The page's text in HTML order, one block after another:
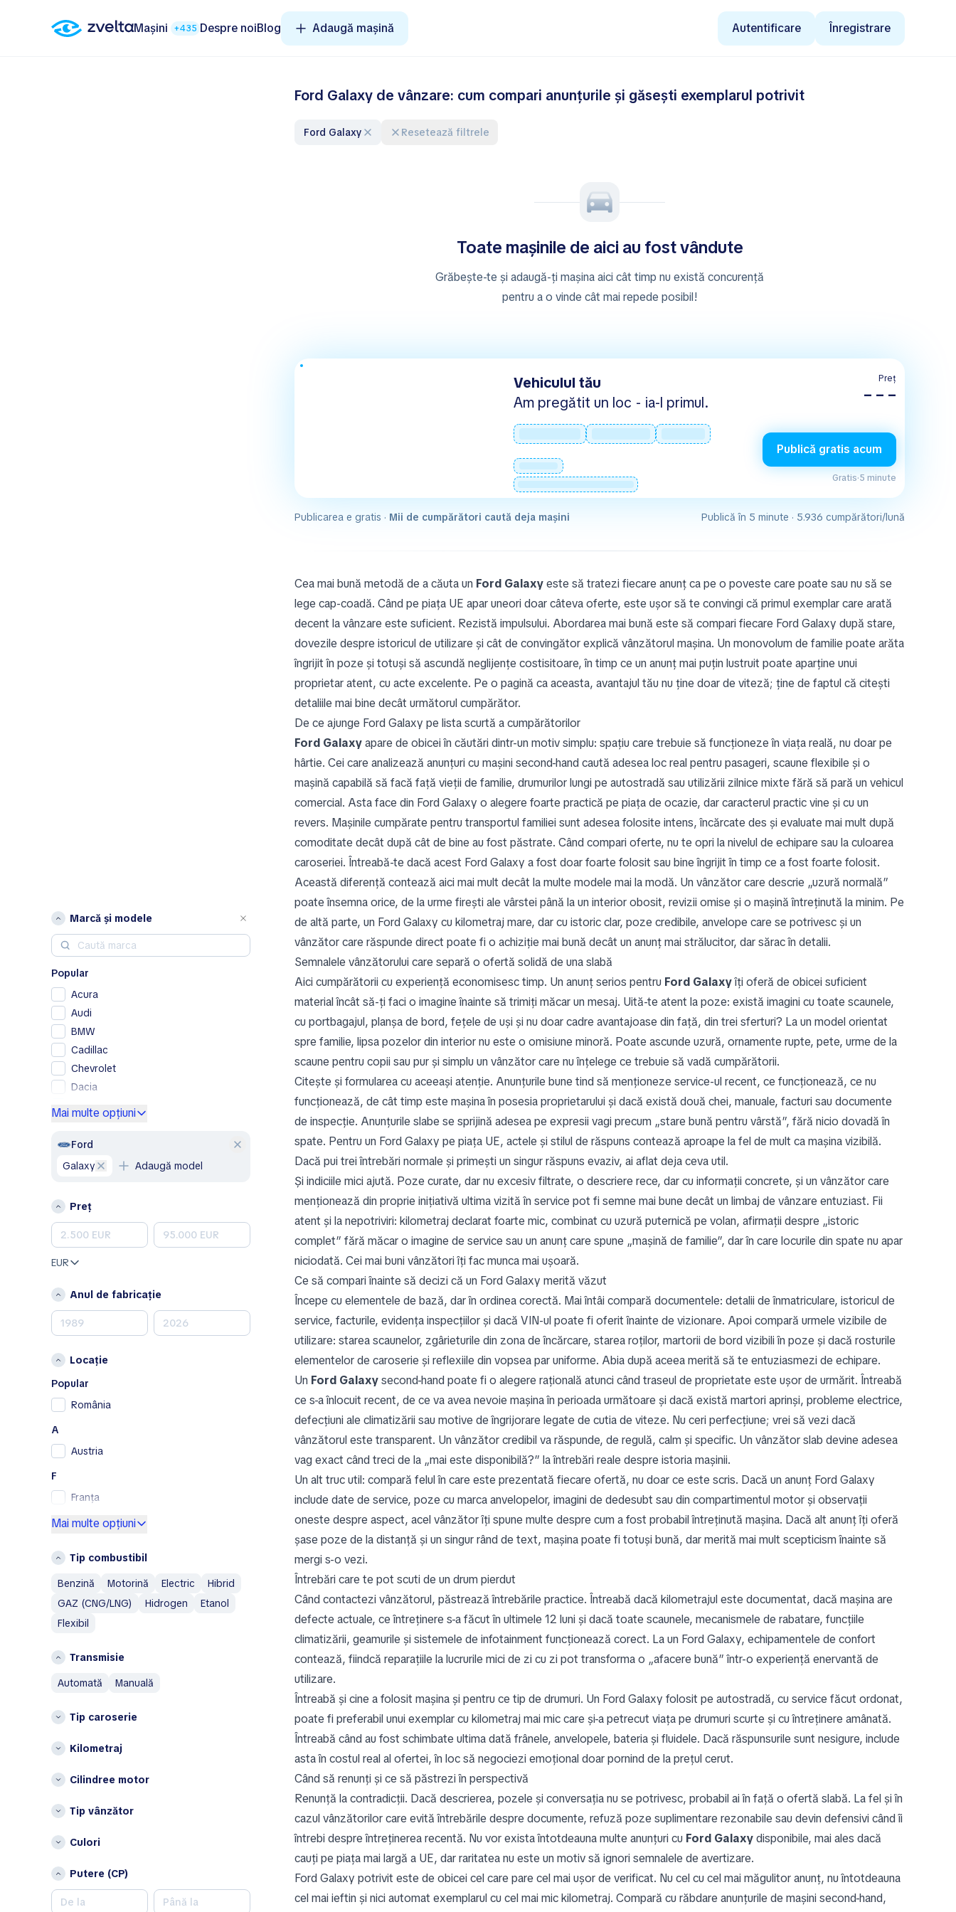
Mașini +435 Despre noiBlog Adaugă mașină Autentificare Înregistrare
Marcă și modele
Popular
Acura
Audi
BMW
Cadillac
Chevrolet
Dacia
GMC
Honda
Land Rover
Mercedes-Benz
MINI
Nissan
Peugeot
Porsche
RAM
Skoda
Subaru
Volkswagen
Austin
Avatr
B
Bestune
Bugatti
Mai multe opțiuni
Ford
Galaxy
Adaugă model
Preț
EUR
Anul de fabricație
Locație
Popular
România
A
Austria
F
Franța
G
Grecia
Islanda
Italia
L
Polonia
S
Ț
Țările de Jos
Altele
Bulgaria
Cehia
Mai multe opțiuni
Tip combustibil
Benzină
Motorină Electric
Hibrid
GAZ (CNG/LNG)
Hidrogen
Etanol
Flexibil
Transmisie
automată
manuală
Tip caroserie
Kilometraj
Cilindree motor
Tip vânzător
Culori
Putere (CP)
Ford Galaxy de vânzare: cum compari anunțurile și găsești exemplarul potrivit
Ford Galaxy Resetează filtrele
Toate mașinile de aici au fost vândute
Grăbește-te și adaugă-ți mașina aici cât timp nu există concurență
pentru a o vinde cât mai repede posibil!
Vehiculul tău
Am pregătit un loc - ia-l primul.
Preț
– – –
Publică gratis acum
Gratis·5 minute
Publicarea e gratis · Mii de cumpărători caută deja mașini Publică în 5 minute · 5.936 cumpărători/lună
Cea mai bună metodă de a căuta un Ford Galaxyeste să tratezi fiecare anunț ca pe o poveste care poate sau nu să se
lege cap-coadă. Când pe piața UE apar uneori doar câteva oferte, este ușor să te convingi că primul exemplar care arată
decent la vânzare este suficient. Rezistă impulsului. Abordarea mai bună este să compari fiecare Ford Galaxy după stare,
dovezile despre istoricul de utilizare și cât de convingător explică vânzătorul mașina. Un monovolum de familie poate arăta
îngrijit în poze și totuși să ascundă neglijențe costisitoare, în timp ce un anunț mai puțin lustruit poate aparține unui
proprietar atent, cu acte excelente. Pe o pagină ca aceasta, avantajul tău nu ține doar de viteză; ține de faptul că citești
detaliile mai bine decât următorul cumpărător.
De ce ajunge Ford Galaxy pe lista scurtă a cumpărătorilor
Ford Galaxyapare de obicei în căutări dintr-un motiv simplu: spațiu care trebuie să funcționeze în viața reală, nu doar pe
hârtie. Cei care analizează anunțuri cu mașini second-hand caută adesea loc real pentru pasageri, scaune flexibile și o
mașină capabilă să facă față vieții de familie, drumurilor lungi pe autostradă sau utilizării zilnice mixte fără să pară un vehicul
comercial. Asta face din Ford Galaxy o alegere foarte practică pe piața de ocazie, dar caracterul practic vine și cu un
revers. Mașinile cumpărate pentru transportul familiei sunt adesea folosite intens, încărcate des și evaluate mai mult după
comoditate decât după cât de bine au fost păstrate. Când compari oferte, nu te opri la nivelul de echipare sau la culoarea
caroseriei. Întreabă-te dacă acest Ford Galaxy a fost doar foarte folosit sau bine îngrijit în timp ce a fost foarte folosit.
Această diferență contează aici mai mult decât la multe modele mai la modă. Un vânzător care descrie „uzură normală”
poate însemna orice, de la urme firești ale vârstei până la un interior obosit, revizii omise și o mașină întreținută la minim. Pe
de altă parte, un Ford Galaxy cu kilometraj mare, dar cu istoric clar, poze credibile, anvelope care se potrivesc și un
vânzător care răspunde direct poate fi o achiziție mai bună decât un anunț mai strălucitor, dar sărac în detalii.
Semnalele vânzătorului care separă o ofertă solidă de una slabă
Aici cumpărătorii cu experiență economisesc timp. Un anunț serios pentru Ford Galaxyîți oferă de obicei suficient
material încât să-ți faci o imagine înainte să trimiți măcar un mesaj. Uită-te atent la poze: există imagini cu toate scaunele,
cu portbagajul, planșa de bord, fețele de uși și nu doar cadre avantajoase din față, din trei sferturi? La un model orientat
spre familie, lipsa pozelor din interior nu este o omisiune minoră. Poate ascunde uzură, ornamente rupte, pete, urme de la
scaune pentru copii sau pur și simplu un vânzător care nu înțelege ce trebuie să vadă cumpărătorii.
Citește și formularea cu aceeași atenție. Anunțurile bune tind să menționeze service-ul recent, ce funcționează, ce nu
funcționează, de cât timp este mașina în posesia proprietarului și dacă există două chei, manuale, facturi sau documente
de inspecție. Anunțurile slabe se sprijină adesea pe expresii vagi precum „stare bună pentru vârstă”, fără nicio dovadă în
spate. Pentru un Ford Galaxy pe piața UE, actele și stilul de răspuns contează aproape la fel de mult ca mașina vizibilă.
Dacă pui trei întrebări normale și primești un singur răspuns evaziv, ai aflat deja ceva util.
Și indiciile mici ajută. Poze curate, dar nu excesiv filtrate, o descriere rece, dar cu informații concrete, și un vânzător care
menționează din proprie inițiativă ultima vizită în service pot fi semne mai bune decât un limbaj de vânzare entuziast. Fii
atent și la nepotriviri: kilometraj declarat foarte mic, combinat cu uzură puternică pe volan, afirmații despre „istoric
complet” fără măcar o imagine de service sau un anunț care spune „mașină de familie”, dar în care locurile din spate nu apar
niciodată. Cei mai buni vânzători îți fac munca mai ușoară.
Ce să compari înainte să decizi că un Ford Galaxy merită văzut
Începe cu elementele de bază, dar în ordinea corectă. Mai întâi compară documentele: detalii de înmatriculare, istoricul de
service, facturile, evidența inspecțiilor și dacă VIN-ul poate fi oferit înainte de vizionare. Apoi compară urmele vizibile de
utilizare: starea scaunelor, zgârieturile din zona de încărcare, starea roților, martorii de bord vizibili în poze și dacă rosturile
elementelor de caroserie și reflexiile din vopsea par uniforme. Abia după aceea merită să te entuziasmezi de echipare.
Un Ford Galaxysecond-hand poate fi o alegere rațională atunci când traseul de proprietate este ușor de urmărit. Întreabă
ce s-a înlocuit recent, de ce va avea nevoie mașina în perioada următoare și dacă există martori aprinși, probleme electrice,
defecțiuni ale climatizării sau motive de îngrijorare legate de cutia de viteze. Nu ceri perfecțiune; vrei să vezi dacă
vânzătorul este transparent. Un vânzător credibil va răspunde, de regulă, calm și specific. Un vânzător slab devine adesea
vag exact când treci de la „mai este disponibilă?” la întrebări reale despre istoria mașinii.
Un alt truc util: compară felul în care este prezentată fiecare ofertă, nu doar ce este scris. Dacă un anunț Ford Galaxy
include date de service, poze cu marca anvelopelor, imagini de dedesubt sau din compartimentul motor și observații
oneste despre aspect, acel vânzător îți spune multe despre cum a fost probabil întreținută mașina. Dacă alt anunț îți oferă
șase poze de la distanță și un singur rând de text, mașina poate fi totuși bună, dar merită mai mult scepticism înainte să
mergi s-o vezi.
Întrebări care te pot scuti de un drum pierdut
Când contactezi vânzătorul, păstrează întrebările practice. Întreabă dacă kilometrajul este documentat, dacă mașina are
defecte actuale, ce întreținere s-a făcut în ultimele 12 luni și dacă toate scaunele, mecanismele de rabatare, funcțiile
climatizării, geamurile și sistemele de infotainment funcționează corect. La un Ford Galaxy, echipamentele de confort
contează, fiindcă reparațiile la lucrurile mici de zi cu zi pot transforma o „afacere bună” într-o experiență enervantă de
utilizare.
Întreabă și cine a folosit mașina și pentru ce tip de drumuri. Un Ford Galaxy folosit pe autostradă, cu service făcut ordonat,
poate fi preferabil unui exemplar cu kilometraj mai mic care și-a petrecut viața pe drumuri scurte și cu întreținere amânată.
Întreabă când au fost schimbate ultima dată frânele, anvelopele, bateria și fluidele. Dacă răspunsurile sunt nesigure, include
asta în costul real al ofertei, în loc să negociezi emoțional doar pornind de la prețul cerut.
Când să renunți și ce să păstrezi în perspectivă
Renunță la contradicții. Dacă descrierea, pozele și conversația nu se potrivesc, probabil ai în față o ofertă slabă. La fel și în
cazul vânzătorilor care evită întrebările despre documente, refuză poze suplimentare rezonabile sau devin defensivi când îi
întrebi despre întreținerea recentă. Nu vor exista întotdeauna multe anunțuri cu Ford Galaxydisponibile, mai ales dacă
cauți pe piața mai largă a UE, dar raritatea nu este un motiv să ignori semnalele de avertizare.
Ford Galaxy potrivit este de obicei cel care pare cel mai ușor de verificat. Nu cel cu cel mai măgulitor anunț, nu întotdeauna
cel mai ieftin și nici automat exemplarul cu cel mai mic kilometraj. Compară cu răbdare anunțurile de mașini second-hand,